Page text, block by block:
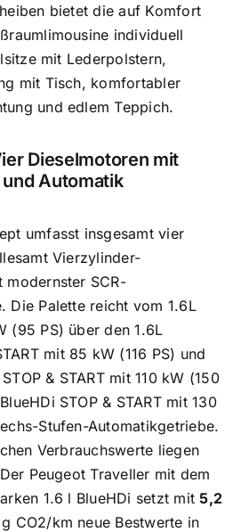
bietet die auf Komfort
individuell
mit Lederpolstern,
mit Tisch, komfortabler
und edlem Teppich.
Dieselmotoren mit
Automatik
umfasst insgesamt vier
Vierzylinder-
modernster SCR-
Die Palette reicht vom 1.6L
(95 PS) über den 1.6L
mit 85 kW (116 PS) und
& START mit 110 kW (150
STOP & START mit 130
Stufen-Automatikgetriebe.
Verbrauchswerte liegen
Peugeot Traveller mit dem
1.6 l BlueHDi setzt mit5,2
CO2/km neue Bestwerte in